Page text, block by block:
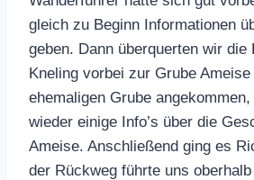
gleich zu Beginn Informationen
geben. Dann überquerten wir die
Kneling vorbei zur Grube
ehemaligen Grube
wieder einige Info’s über die
Ameise. Anschließend ging es
der Rückweg führte uns